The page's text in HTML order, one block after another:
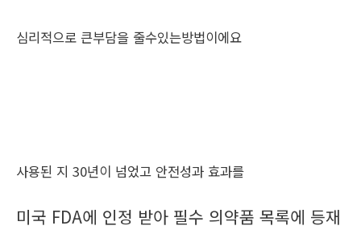
심리적으로 큰부담을 줄수있는방법이에요
사용된 지 30년이 넘었고 안전성과 효과를
미국 FDA에 인정 받아 필수 의약품 목록에 등재